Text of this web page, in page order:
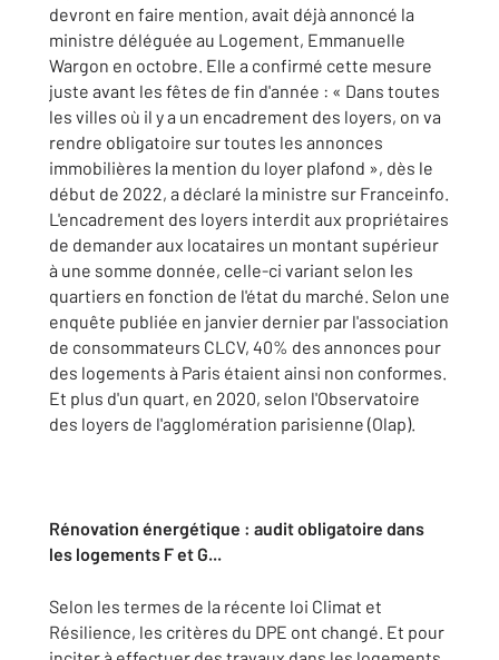
devront en faire mention, avait déjà annoncé la
ministre déléguée au Logement, Emmanuelle
Wargon en octobre. Elle a confirmé cette mesure
juste avant les fêtes de fin d'année : « Dans toutes
les villes où il y a un encadrement des loyers, on va
rendre obligatoire sur toutes les annonces
immobilières la mention du loyer plafond », dès le
début de 2022, a déclaré la ministre sur Franceinfo.
L'encadrement des loyers interdit aux propriétaires
de demander aux locataires un montant supérieur
à une somme donnée, celle-ci variant selon les
quartiers en fonction de l'état du marché. Selon une
enquête publiée en janvier dernier par l'association
de consommateurs CLCV, 40% des annonces pour
des logements à Paris étaient ainsi non conformes.
Et plus d'un quart, en 2020, selon l'Observatoire
des loyers de l'agglomération parisienne (Olap).
Rénovation énergétique : audit obligatoire dans
les logements F et G...
Selon les termes de la récente loi Climat et
Résilience, les critères du DPE ont changé. Et pour